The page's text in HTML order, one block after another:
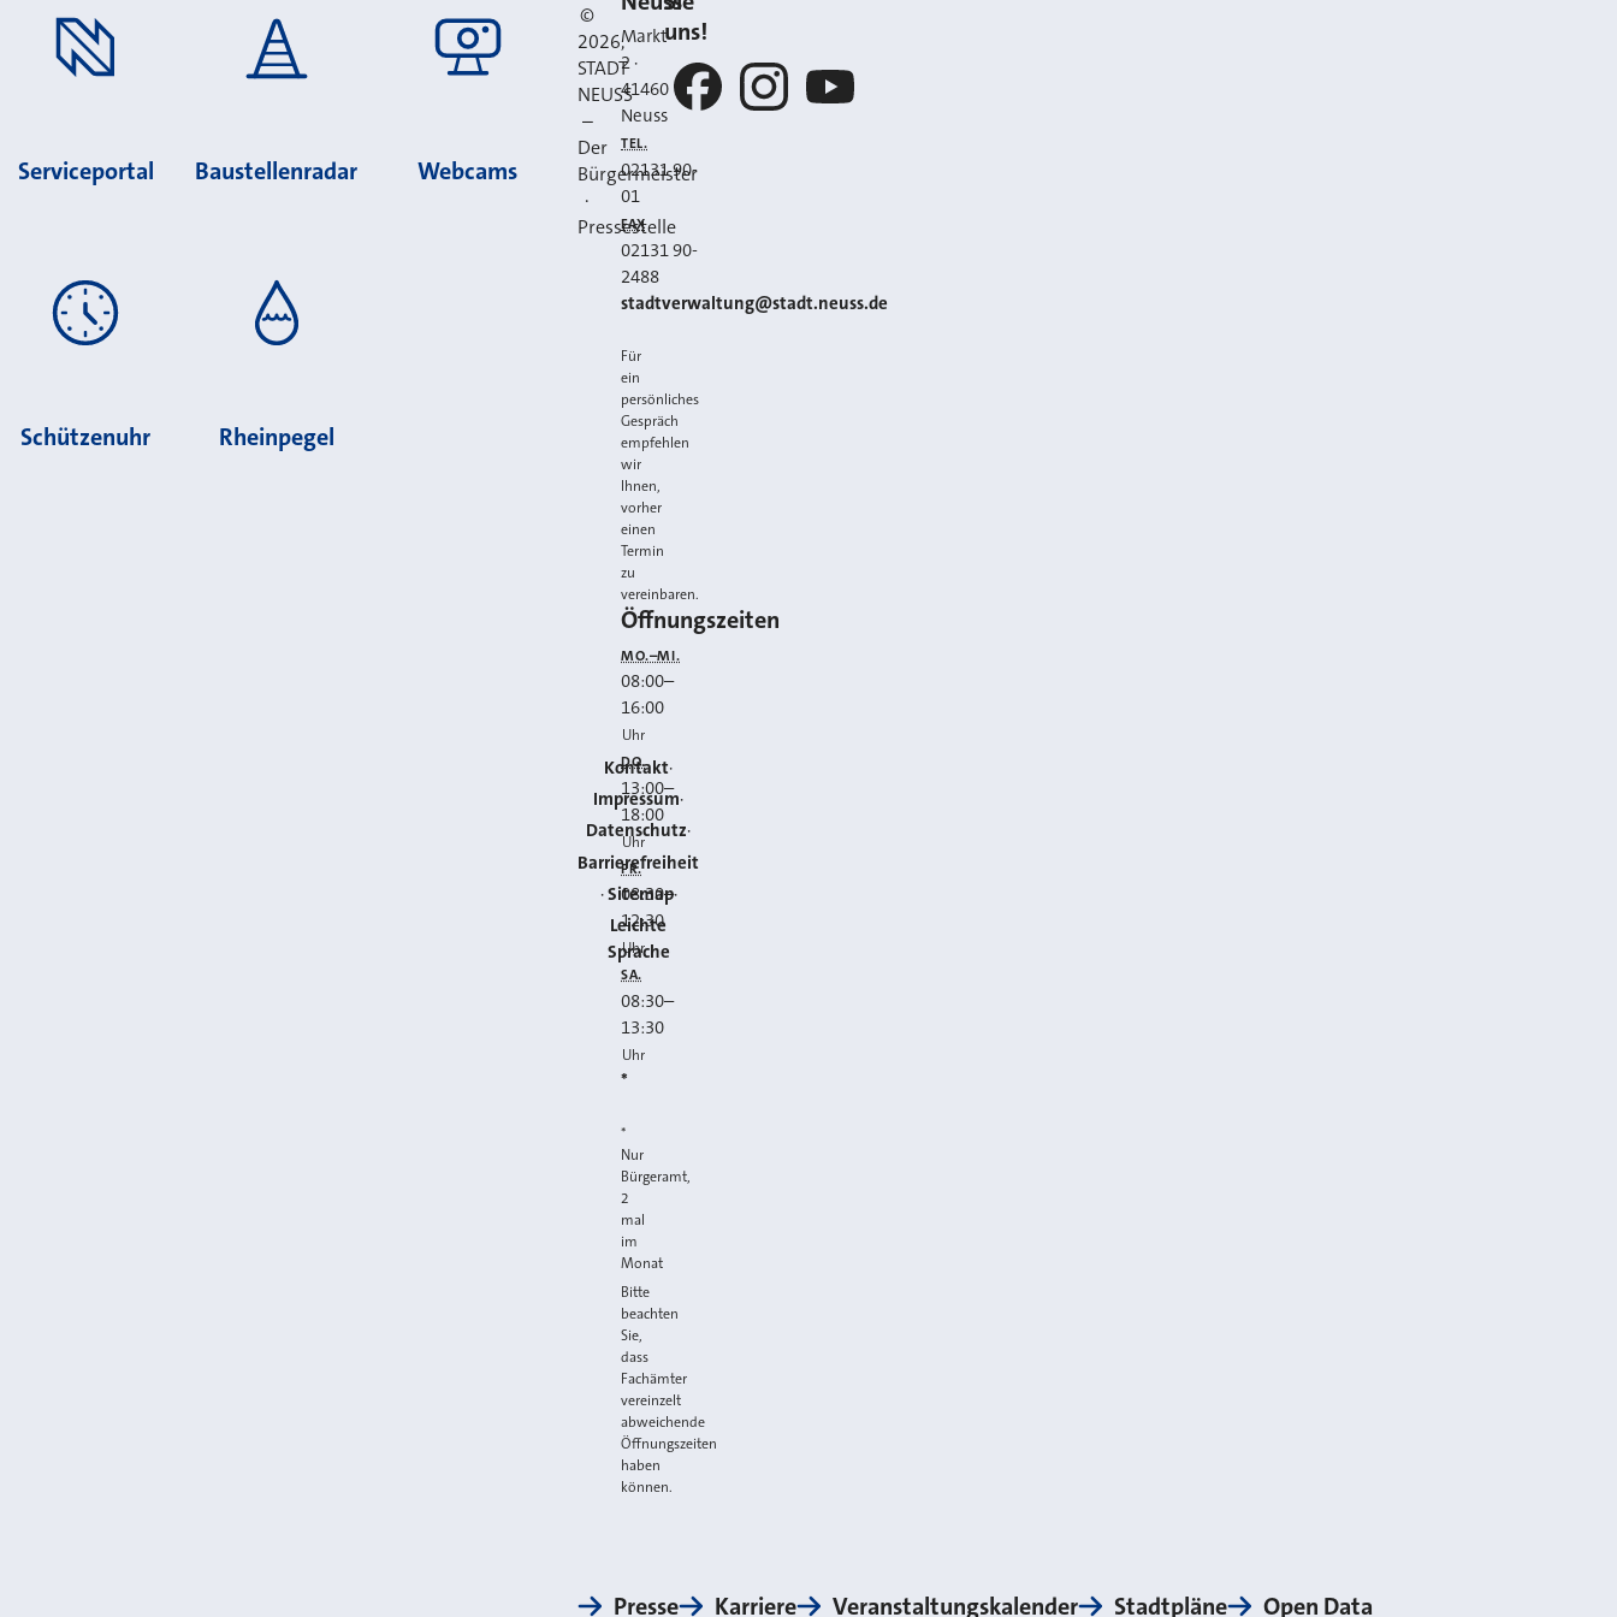
Serviceportal Baustellenradar Webcams
Schützenuhr Rheinpegel
©
2026,
STADT
NEUSS
–
Der
Bürgermeister
·
Pressestelle
Kontakt
Impressum
Datenschutz
Barrierefreiheit
Sitemap
Leichte
Sprache
Markt
2 ·
41460
Neuss
TEL.
02131 90-
01
FAX
02131 90-
2488
E-MAIL
stadtverwaltung@stadt.neuss.de
Für
ein
persönliches
Gespräch
empfehlen
wir
Ihnen,
vorher
einen
Termin
zu
vereinbaren.
Öffnungszeiten
MO.–MI.
08:00–
16:00
Uhr
DO.
13:00–
18:00
Uhr
FR.
08:30–
12:30
Uhr
SA.
08:30–
13:30
Uhr
*
*
Nur
Bürgeramt,
2
mal
im
Monat
Bitte
beachten
Sie,
dass
Fachämter
vereinzelt
abweichende
Öffnungszeiten
haben
können.
uns!
Presse Karriere Veranstaltungskalender Stadtpläne Open Data